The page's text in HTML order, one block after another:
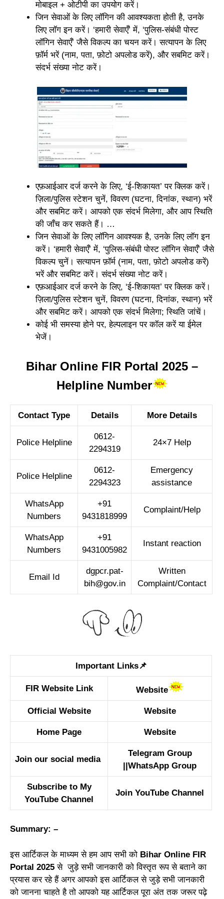
मोबाइल + ओटीपी का उपयोग करें।
जिन सेवाओं के लिए लॉगिन की आवश्यकता होती है, उनके
लिए लॉग इन करें। ‘हमारी सेवाएँ’ में, ‘पुलिस-संबंधी पोस्ट
लॉगिन सेवाएँ’ जैसे विकल्प का चयन करें। सत्यापन के लिए
फ़ॉर्म भरें (नाम, पता, फ़ोटो अपलोड करें), और सबमिट करें।
संदर्भ संख्या नोट करें।
एफ़आईआर दर्ज करने के लिए, ‘ई-शिकायत’ पर क्लिक करें।
ज़िला/पुलिस स्टेशन चुनें, विवरण (घटना, दिनांक, स्थान) भरें
और सबमिट करें। आपको एक संदर्भ मिलेगा, और आप स्थिति
की जाँच कर सकते हैं। …
जिन सेवाओं के लिए लॉगिन आवश्यक है, उनके लिए लॉग इन
करें। ‘हमारी सेवाएँ’ में, ‘पुलिस-संबंधी पोस्ट लॉगिन सेवाएँ’ जैसे
विकल्प चुनें। सत्यापन फ़ॉर्म (नाम, पता, फ़ोटो अपलोड करें)
भरें और सबमिट करें। संदर्भ संख्या नोट करें।
एफ़आईआर दर्ज करने के लिए, ‘ई-शिकायत’ पर क्लिक करें।
ज़िला/पुलिस स्टेशन चुनें, विवरण (घटना, दिनांक, स्थान) भरें
और सबमिट करें। आपको एक संदर्भ मिलेगा; स्थिति जांचें।
कोई भी समस्या होने पर, हेल्पलाइन पर कॉल करें या ईमेल
भेजें।
Bihar Online FIR Portal 2025 –
Helpline Number
Contact Type Details More Details
Police Helpline
0612-
2294319
24×7 Help
Police Helpline
0612-
2294323
Emergency
assistance
WhatsApp
Numbers
+91
9431818999
Complaint/Help
WhatsApp
Numbers
+91
9431005982
Instant reaction
Email Id
dgpcr.pat-
bih@gov.in
Written
Complaint/Contact
Important Links📌
FIR Website Link Website
Official Website Website
Home Page Website
Join our social media
Telegram Group
||WhatsApp Group
Subscribe to My
YouTube Channel
Join YouTube Channel
Summary: –
इस आर्टिकल के माध्यम से हम आप सभी को Bihar Online FIR
Portal 2025 से जुड़े सभी जानकारी को विस्तृत रूप से बताने का
प्रयास कर रहे हैं अगर आपको इस आर्टिकल से जुड़े सभी जानकारी
को जानना चाहते है तो आपको यह आर्टिकल पूरा अंत तक जरूर पढ़े